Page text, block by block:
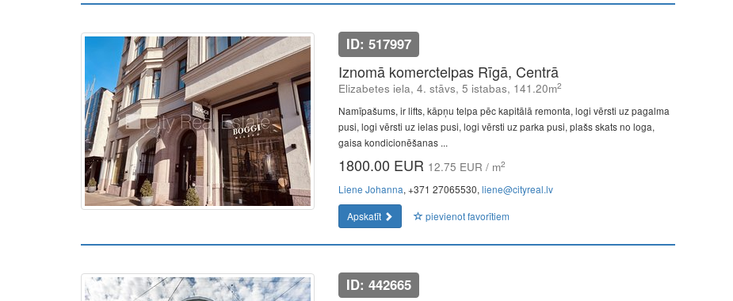
ID: 517997
Iznomā komerctelpas Rīgā, Centrā
Elizabetes iela, 4. stāvs, 5 istabas, 141.20m2
Namīpašums, ir lifts, kāpņu telpa pēc kapitālā remonta, logi vērsti uz pagalma
pusi, logi vērsti uz ielas pusi, logi vērsti uz parka pusi, plašs skats no loga,
gaisa kondicionēšanas ...
1800.00 EUR 12.75 EUR / m2
Liene Johanna, +371 27065530, liene@cityreal.lv
Apskatīt
pievienot favorītiem
ID: 442665